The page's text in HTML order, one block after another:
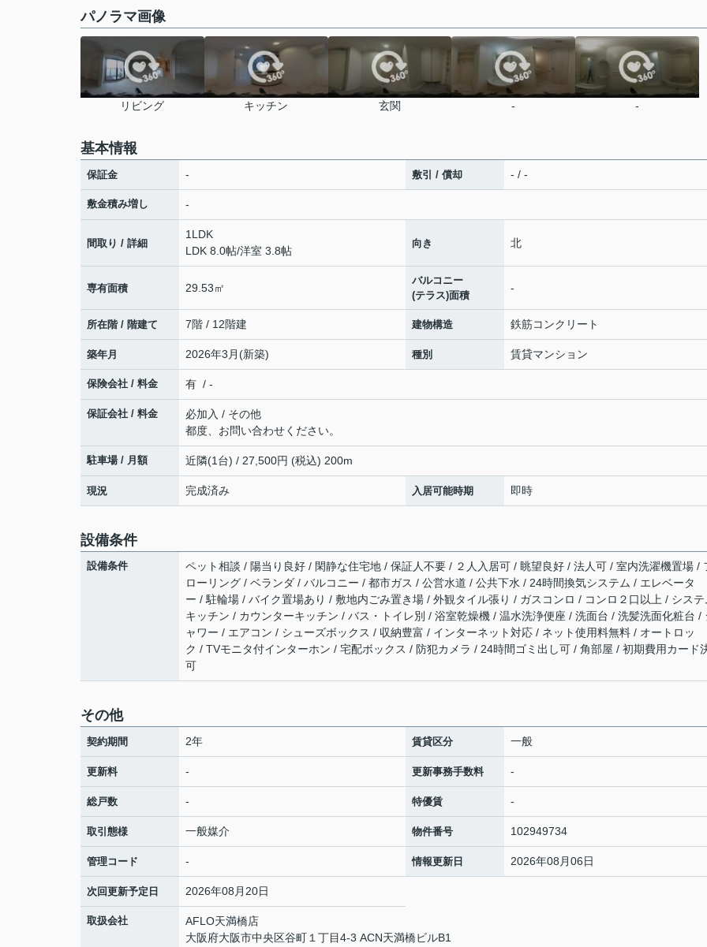
パノラマ画像
リビング キッチン 玄関 - -
基本情報
保証金 - 敷引 / 償却 - / -
敷金積み増し -
間取り / 詳細
1LDK
LDK 8.0帖/洋室 3.8帖
向き 北
専有面積 29.53㎡
バルコニー
(テラス)面積
-
所在階 / 階建て 7階 / 12階建 建物構造 鉄筋コンクリート
築年月 2026年3月(新築) 種別 賃貸マンション
保険会社 / 料金 有 / -
保証会社 / 料金
必加入 / その他
都度、お問い合わせください。
駐車場 / 月額 近隣(1台) / 27,500円 (税込) 200m
現況 完成済み 入居可能時期 即時
設備条件
設備条件
ペット相談 / 陽当り良好 / 閑静な住宅地 / 保証人不要 / ２人入居可 / 眺望良好 / 法人可 / 室内洗濯機置場 /
ローリング / ベランダ / バルコニー / 都市ガス / 公営水道 / 公共下水 / 24時間換気システム / エレベータ
ー / 駐輪場 / バイク置場あり / 敷地内ごみ置き場 / 外観タイル張り / ガスコンロ / コンロ２口以上 / システ
キッチン / カウンターキッチン / バス・トイレ別 / 浴室乾燥機 / 温水洗浄便座 / 洗面台 / 洗髪洗面化粧台 /
ャワー / エアコン / シューズボックス / 収納豊富 / インターネット対応 / ネット使用料無料 / オートロッ
ク / TVモニタ付インターホン / 宅配ボックス / 防犯カメラ / 24時間ゴミ出し可 / 角部屋 / 初期費用カード
可
その他
契約期間 2年 賃貸区分 一般
更新料 - 更新事務手数料 -
総戸数 - 特優賃 -
取引態様 一般媒介 物件番号 102949734
管理コード - 情報更新日 2026年08月06日
次回更新予定日 2026年08月20日
取扱会社
AFLO天満橋店
大阪府大阪市中央区谷町１丁目4-3 ACN天満橋ビルB1